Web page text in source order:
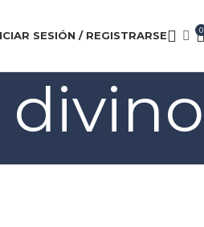
SESIÓN / REGISTRARSE 0